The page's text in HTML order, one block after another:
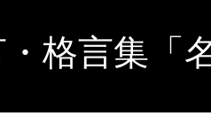
格言集「